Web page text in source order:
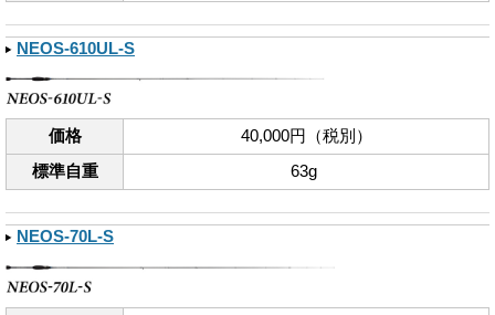
NEOS-610UL-S
価格
40,000円（税別）
標準自重
63g
NEOS-70L-S